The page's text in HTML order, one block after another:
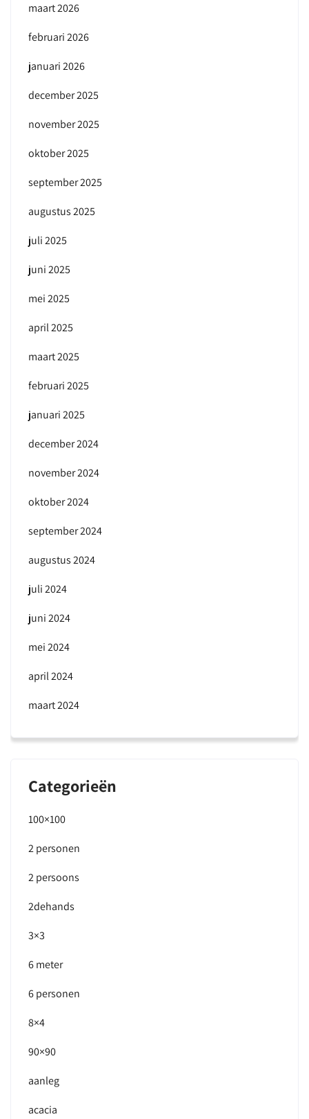
maart 2026
februari 2026
januari 2026
december 2025
november 2025
oktober 2025
september 2025
augustus 2025
juli 2025
juni 2025
mei 2025
april 2025
maart 2025
februari 2025
januari 2025
december 2024
november 2024
oktober 2024
september 2024
augustus 2024
juli 2024
juni 2024
mei 2024
april 2024
maart 2024
Categorieën
100×100
2 personen
2 persoons
2dehands
3×3
6 meter
6 personen
8×4
90×90
aanleg
acacia